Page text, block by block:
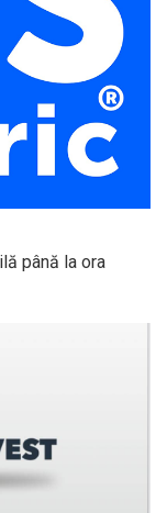
până la ora